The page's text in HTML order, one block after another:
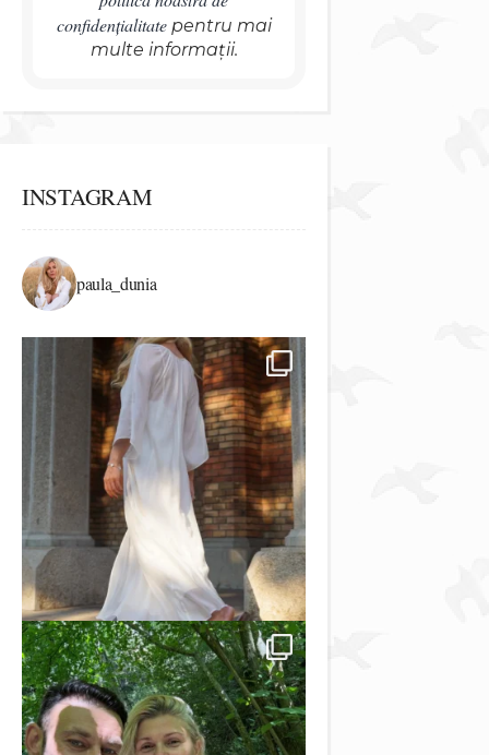
confidențialitatepentru mai
multe informații.
INSTAGRAM
paula_dunia